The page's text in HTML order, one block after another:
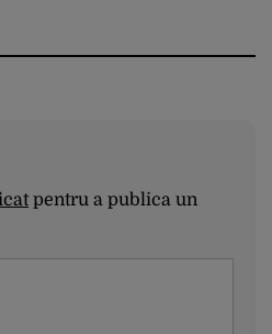
pentru a publica un